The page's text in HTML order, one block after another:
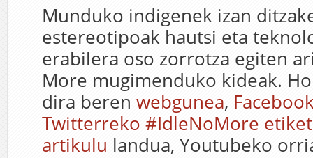
Munduko indigenek izan
estereotipoak hautsi eta
erabilera oso zorrotza egiten
More mugimenduko kideak.
dira beren webgunea,
Twitterreko #IdleNoMore
artikulu landua, Youtubeko